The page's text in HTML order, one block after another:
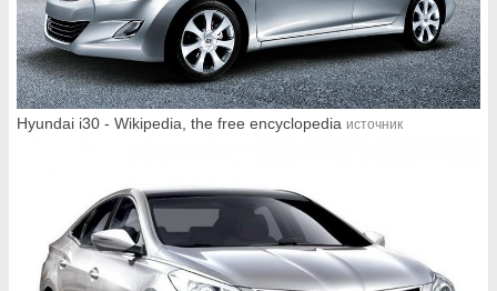
Hyundai i30 - Wikipedia, the free encyclopedia источник